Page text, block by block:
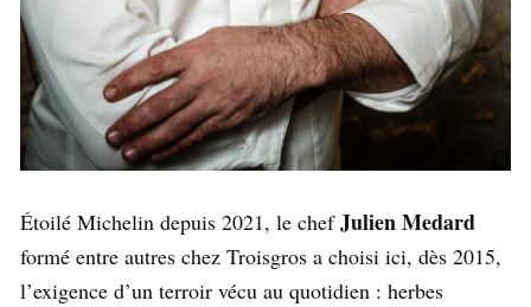
Étoilé Michelin depuis 2021, le chefJulien Medard
formé entre autres chez Troisgros a choisi ici, dès 2015,
l’exigence d’un terroir vécu au quotidien : herbes